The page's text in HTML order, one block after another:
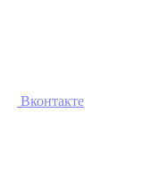
Вконтакте